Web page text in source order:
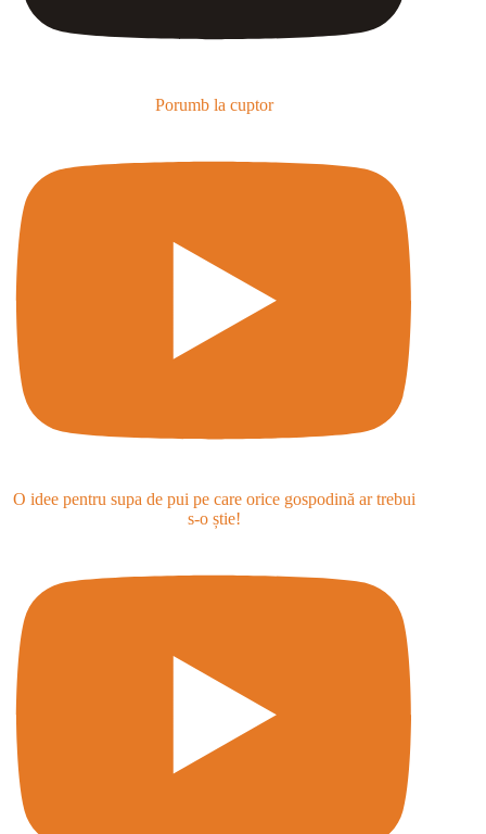
Porumb la cuptor
O idee pentru supa de pui pe care orice gospodină ar trebui
s-o știe!